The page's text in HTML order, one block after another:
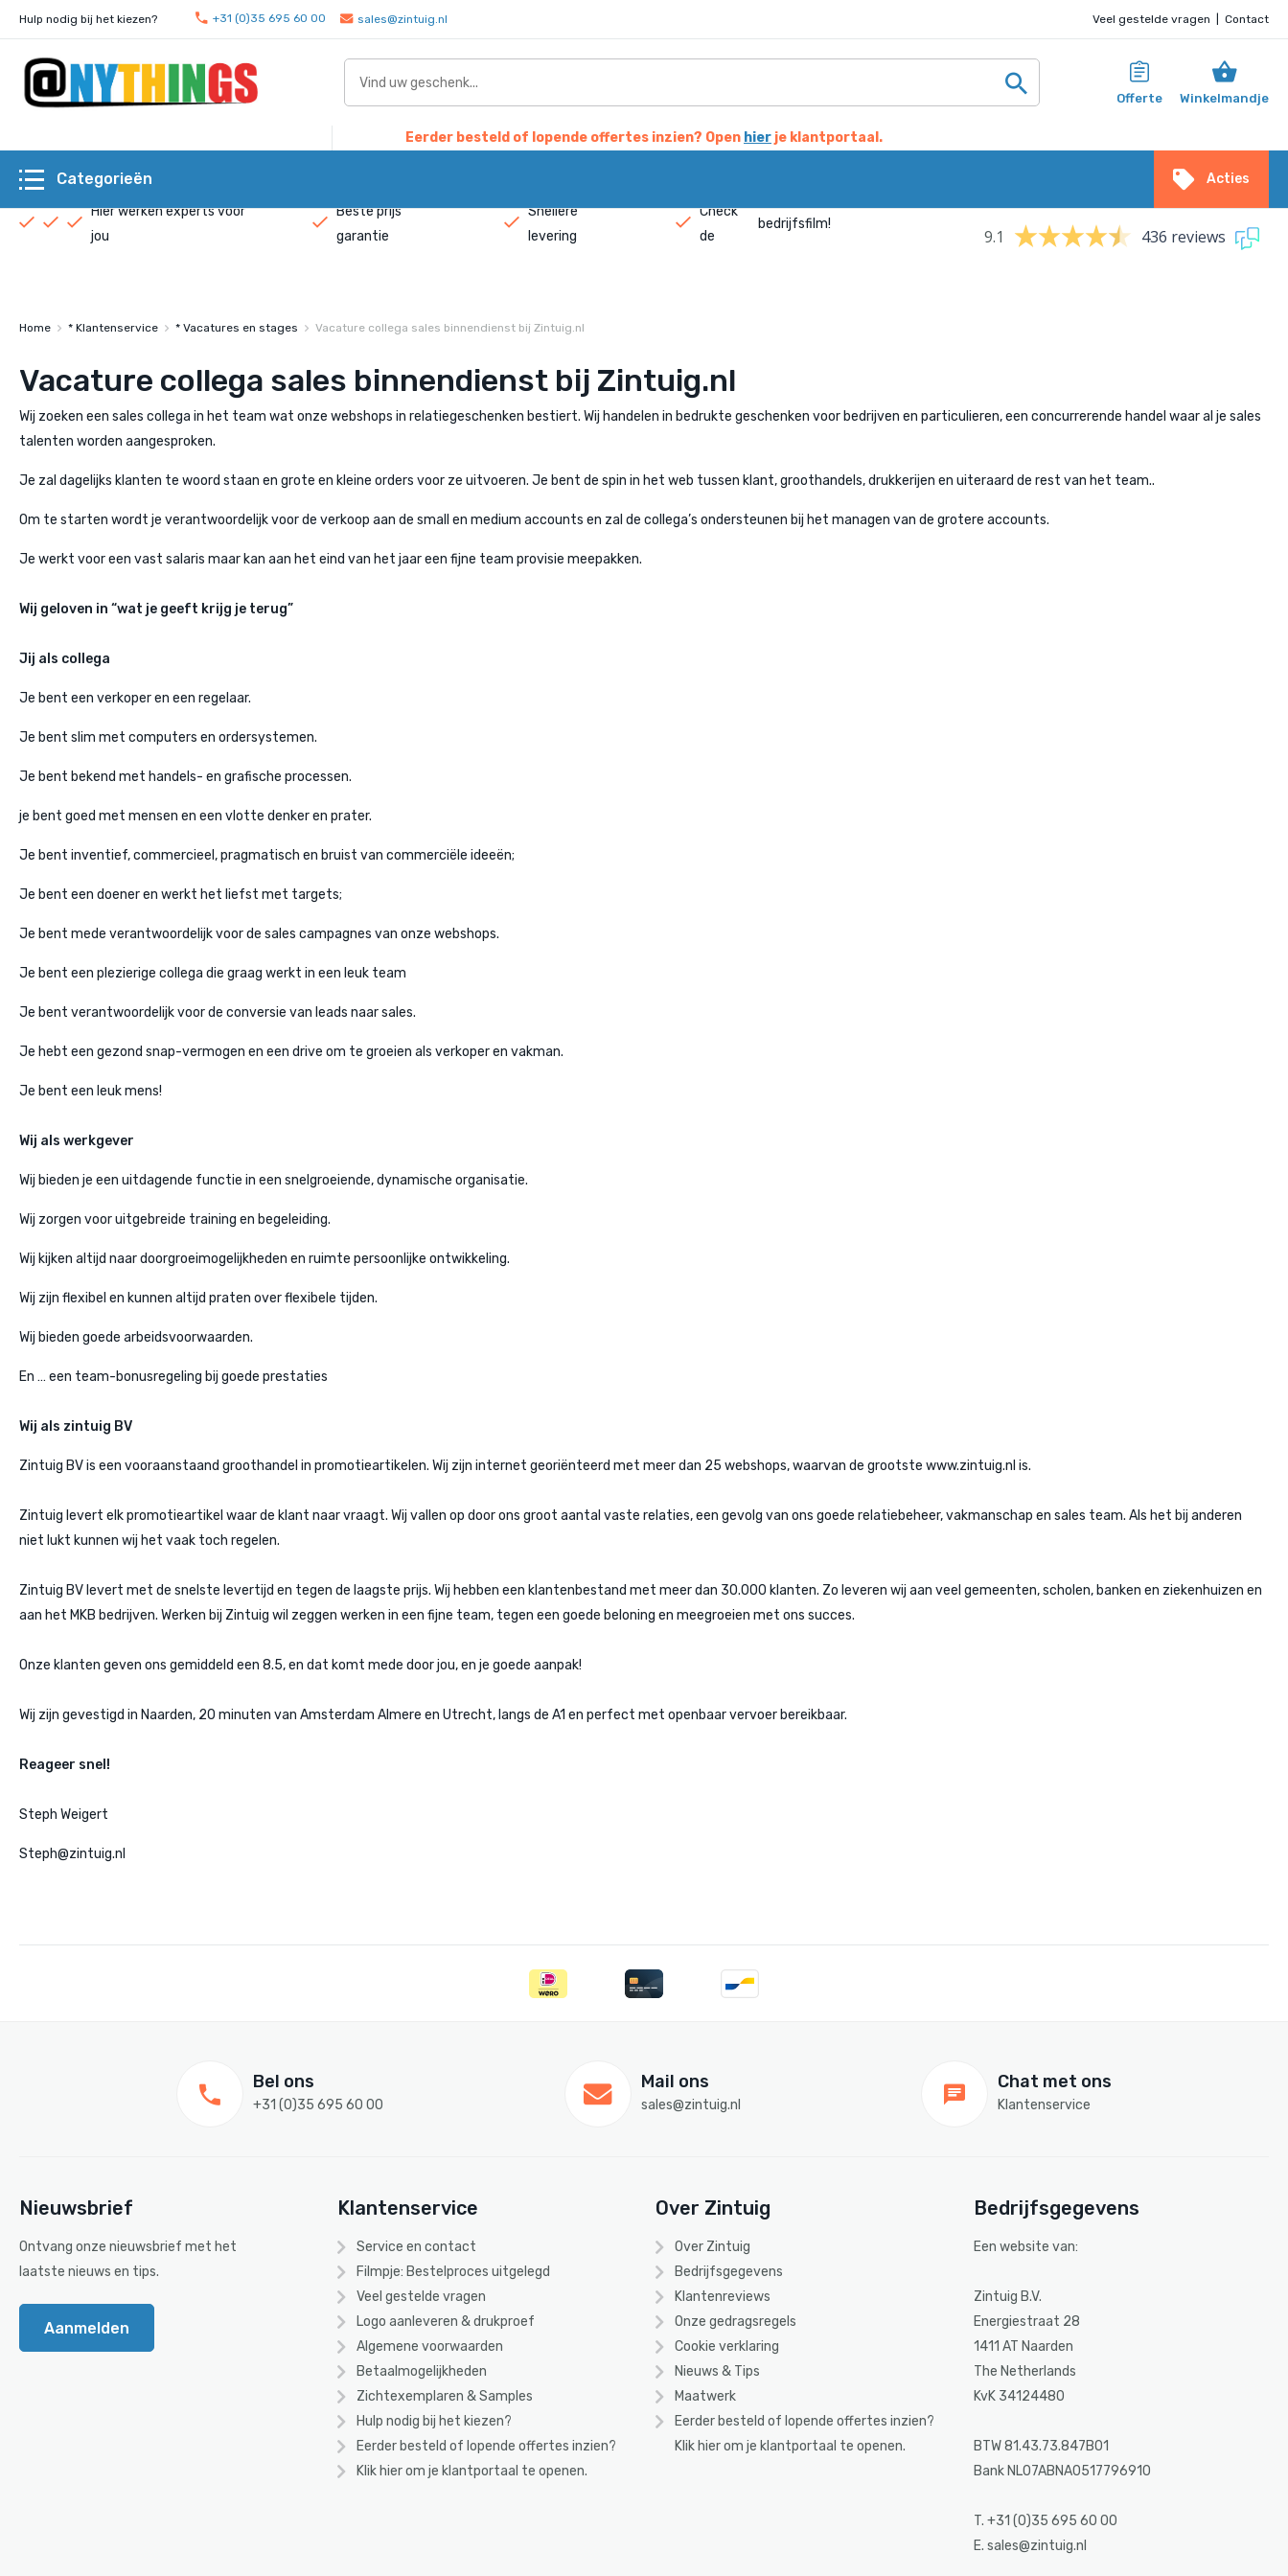
Hulp nodig bij het kiezen? +31 (0)35 695 60 00 sales@zintuig.nl Veel gestelde vragen Contact
Offerte Winkelmandje
Eerder besteld of lopende offertes inzien? Open hier je klantportaal.
Categorieën
Acties
Hier werken experts voor
jou
Beste prijs
garantie
Snellere
levering
Check
de
bedrijfsfilm!
9.1 436 reviews
Home * Klantenservice * Vacatures en stages Vacature collega sales binnendienst bij Zintuig.nl
Vacature collega sales binnendienst bij Zintuig.nl
Wij zoeken een sales collega in het team wat onze webshops in relatiegeschenken bestiert. Wij handelen in bedrukte geschenken voor bedrijven en particulieren, een concurrerende handel waar al je sales
talenten worden aangesproken.
Je zal dagelijks klanten te woord staan en grote en kleine orders voor ze uitvoeren. Je bent de spin in het web tussen klant, groothandels, drukkerijen en uiteraard de rest van het team..
Om te starten wordt je verantwoordelijk voor de verkoop aan de small en medium accounts en zal de collega’s ondersteunen bij het managen van de grotere accounts.
Je werkt voor een vast salaris maar kan aan het eind van het jaar een fijne team provisie meepakken.
Wij geloven in “wat je geeft krijg je terug”
Jij als collega
Je bent een verkoper en een regelaar.
Je bent slim met computers en ordersystemen.
Je bent bekend met handels- en grafische processen.
je bent goed met mensen en een vlotte denker en prater.
Je bent inventief, commercieel, pragmatisch en bruist van commerciële ideeën;
Je bent een doener en werkt het liefst met targets;
Je bent mede verantwoordelijk voor de sales campagnes van onze webshops.
Je bent een plezierige collega die graag werkt in een leuk team
Je bent verantwoordelijk voor de conversie van leads naar sales.
Je hebt een gezond snap-vermogen en een drive om te groeien als verkoper en vakman.
Je bent een leuk mens!
Wij als werkgever
Wij bieden je een uitdagende functie in een snelgroeiende, dynamische organisatie.
Wij zorgen voor uitgebreide training en begeleiding.
Wij kijken altijd naar doorgroeimogelijkheden en ruimte persoonlijke ontwikkeling.
Wij zijn flexibel en kunnen altijd praten over flexibele tijden.
Wij bieden goede arbeidsvoorwaarden.
En … een team-bonusregeling bij goede prestaties
Wij als zintuig BV
Zintuig BV is een vooraanstaand groothandel in promotieartikelen. Wij zijn internet georiënteerd met meer dan 25 webshops, waarvan de grootste www.zintuig.nl is.
Zintuig levert elk promotieartikel waar de klant naar vraagt. Wij vallen op door ons groot aantal vaste relaties, een gevolg van ons goede relatiebeheer, vakmanschap en sales team. Als het bij anderen
niet lukt kunnen wij het vaak toch regelen.
Zintuig BV levert met de snelste levertijd en tegen de laagste prijs. Wij hebben een klantenbestand met meer dan 30.000 klanten. Zo leveren wij aan veel gemeenten, scholen, banken en ziekenhuizen en
aan het MKB bedrijven. Werken bij Zintuig wil zeggen werken in een fijne team, tegen een goede beloning en meegroeien met ons succes.
Onze klanten geven ons gemiddeld een 8.5, en dat komt mede door jou, en je goede aanpak!
Wij zijn gevestigd in Naarden, 20 minuten van Amsterdam Almere en Utrecht, langs de A1 en perfect met openbaar vervoer bereikbaar.
Reageer snel!
Steph Weigert
Steph@zintuig.nl
Bel ons
+31 (0)35 695 60 00
Mail ons
sales@zintuig.nl
Chat met ons
Klantenservice
Nieuwsbrief
Ontvang onze nieuwsbrief met het
laatste nieuws en tips.
Aanmelden
Klantenservice
Service en contact
Filmpje: Bestelproces uitgelegd
Veel gestelde vragen
Logo aanleveren & drukproef
Algemene voorwaarden
Betaalmogelijkheden
Zichtexemplaren & Samples
Hulp nodig bij het kiezen?
Eerder besteld of lopende offertes inzien?
Klik hier om je klantportaal te openen.
Over Zintuig
Over Zintuig
Bedrijfsgegevens
Klantenreviews
Onze gedragsregels
Cookie verklaring
Nieuws & Tips
Maatwerk
Eerder besteld of lopende offertes inzien?
Klik hierom je klantportaal te openen.
Bedrijfsgegevens
Een website van:
Zintuig B.V.
Energiestraat 28
1411 AT Naarden
The Netherlands
KvK 34124480
BTW 81.43.73.847B01
Bank NL07ABNA0517796910
T. +31 (0)35 695 60 00
E. sales@zintuig.nl